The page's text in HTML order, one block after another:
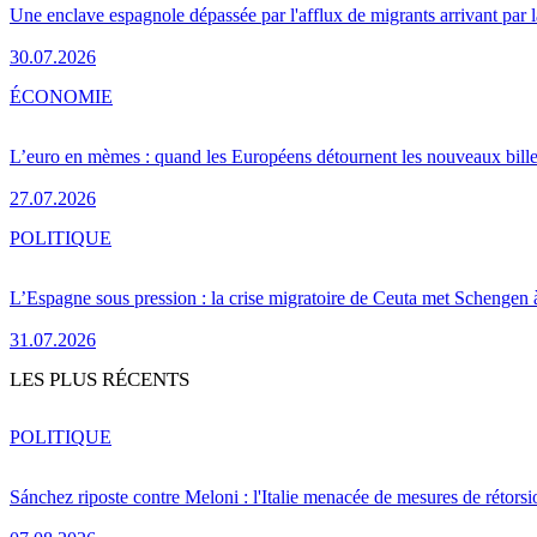
Une enclave espagnole dépassée par l'afflux de migrants arrivant par
30.07.2026
L’euro en mèmes : quand les Européens détournent les nouveaux
27.07.2026
ÉCONOMIE
L’Espagne sous pression : la crise migratoire de Ceuta met Schengen
31.07.2026
POLITIQUE
LES PLUS RÉCENTS
Sánchez riposte contre Meloni : l'Italie menacée de mesures de
POLITIQUE